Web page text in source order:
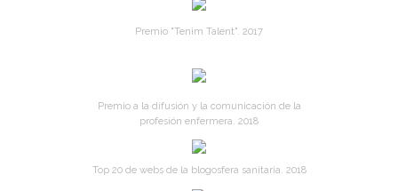
Premio "Tenim Talent". 2017
Premio a la difusión y la comunicación de la
profesión enfermera. 2018
Top 20 de webs de la blogosfera sanitaria. 2018